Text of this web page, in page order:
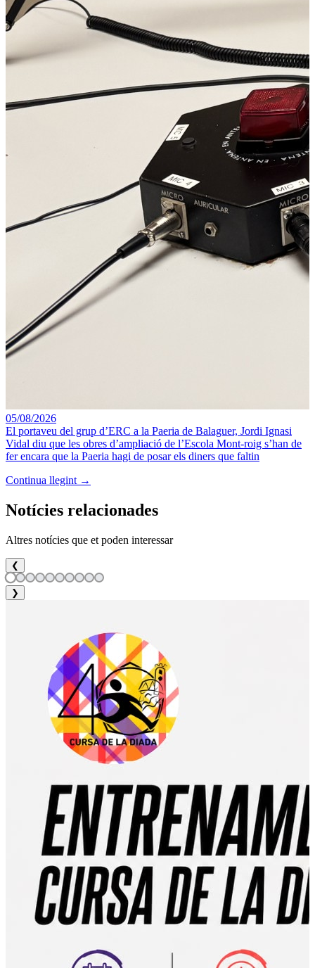
05/08/2026
El portaveu del grup d’ERC a la Paeria de Balaguer, Jordi Ignasi
Vidal diu que les obres d’ampliació de l’Escola Mont-roig s’han de
fer encara que la Paeria hagi de posar els diners que faltin
Continua llegint →
Notícies relacionades
Altres notícies que et poden interessar
❮
❯